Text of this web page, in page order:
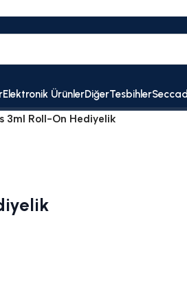
Elektronik ÜrünlerDiğerTesbihler
3ml Roll-On Hediyelik